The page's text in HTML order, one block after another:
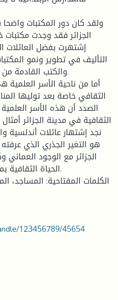
ولقد كان دور المكتبات
الجزائر فقد وجدت
إشتهرت بفضل العائلات
التأليف في تطوير ونمو
والكتب القادمة من
أما من ناحية الأسر
الثقافي خاصة بعد توليها
الصدد أن هذه الأسر
الثقافية في مدينة الجزائر
نجد إشتهار عائلات
هو التغير الجذري الذي
الجزائر مع الوجود
الحياة الثقافية
الكلمات المفتاحية: المساجد،
123456789/45654